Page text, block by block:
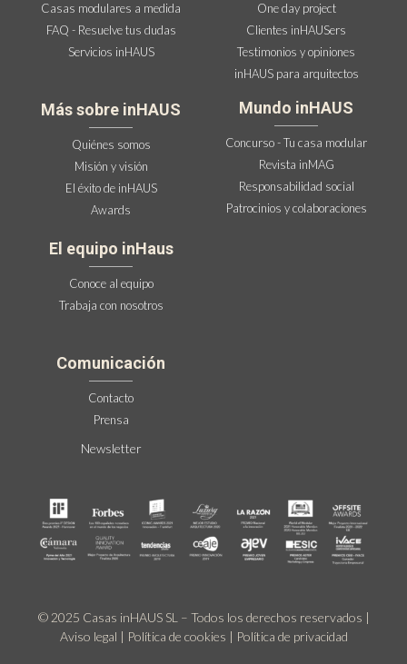
Casas modulares a medida
FAQ - Resuelve tus dudas
Servicios inHAUS
Más sobre inHAUS
Quiénes somos
Misión y visión
El éxito de inHAUS
Awards
One day project
Clientes inHAUSers
Testimonios y opiniones
inHAUS para arquitectos
Mundo inHAUS
Concurso - Tu casa modular
Revista inMAG
Responsabilidad social
Patrocinios y colaboraciones
El equipo inHaus
Conoce al equipo
Trabaja con nosotros
Comunicación
Contacto
Prensa
Newsletter
© 2025 Casas inHAUS SL – Todos los derechos reservados |
Aviso legal | Política de cookies | Política de privacidad